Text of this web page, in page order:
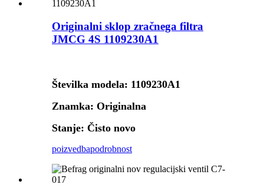
Originalni sklop zračnega filtra
JMCG 4S 1109230A1
Številka modela: 1109230A1
Znamka: Originalna
Stanje: Čisto novo
poizvedbapodrobnost